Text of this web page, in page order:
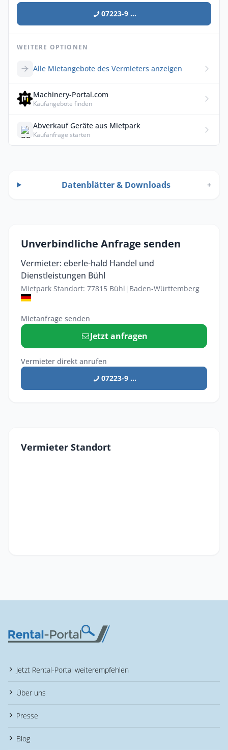
07223-9 ...
WEITERE OPTIONEN
Alle Mietangebote des Vermieters anzeigen
Machinery-Portal.com
Kaufangebote finden
Abverkauf Geräte aus Mietpark
Kaufanfrage starten
Datenblätter & Downloads +
Unverbindliche Anfrage senden
Vermieter: eberle-hald Handel und
Dienstleistungen Bühl
Mietpark Standort: 77815 Bühl | Baden-Württemberg
Mietanfrage senden
Jetzt anfragen
Vermieter direkt anrufen
07223-9 ...
Vermieter Standort
Jetzt Rental-Portal weiterempfehlen
Über uns
Presse
Blog